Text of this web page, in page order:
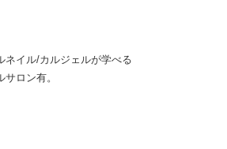
ネイル/カルジェルが学べる
ロン有。